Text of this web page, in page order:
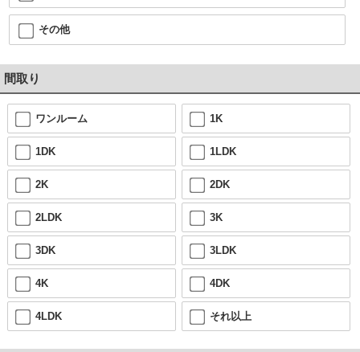
その他
間取り
ワンルーム 1K
1DK 1LDK
2K 2DK
2LDK 3K
3DK 3LDK
4K 4DK
4LDK それ以上